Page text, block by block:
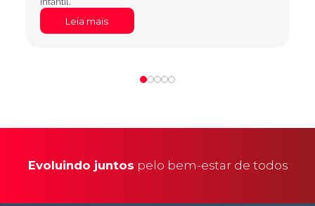
Leia mais
Evoluindo juntos pelo bem-estar de todos